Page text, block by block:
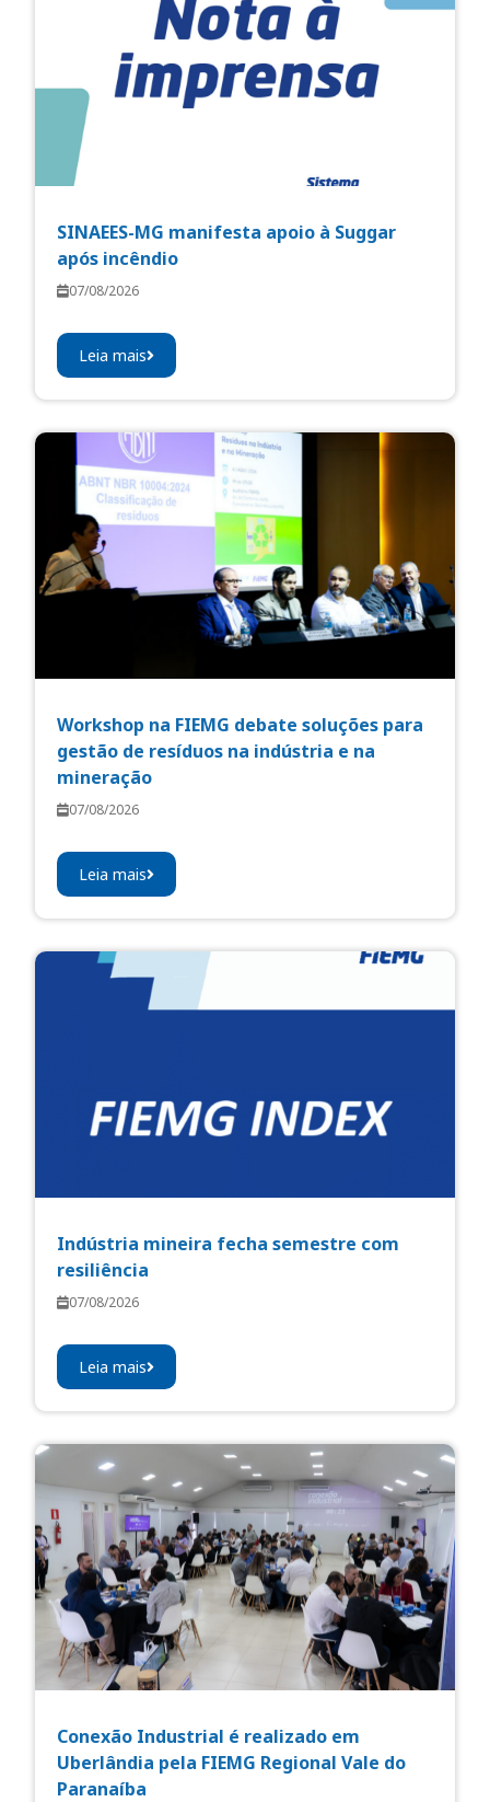
SINAEES-MG manifesta apoio à Suggar
após incêndio
07/08/2026
Leia mais
Workshop na FIEMG debate soluções para
gestão de resíduos na indústria e na
mineração
07/08/2026
Leia mais
Indústria mineira fecha semestre com
resiliência
07/08/2026
Leia mais
Conexão Industrial é realizado em
Uberlândia pela FIEMG Regional Vale do
Paranaíba